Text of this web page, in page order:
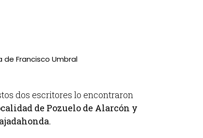
de Francisco Umbral
dos escritores lo encontraron
de Pozuelo de Alarcón y